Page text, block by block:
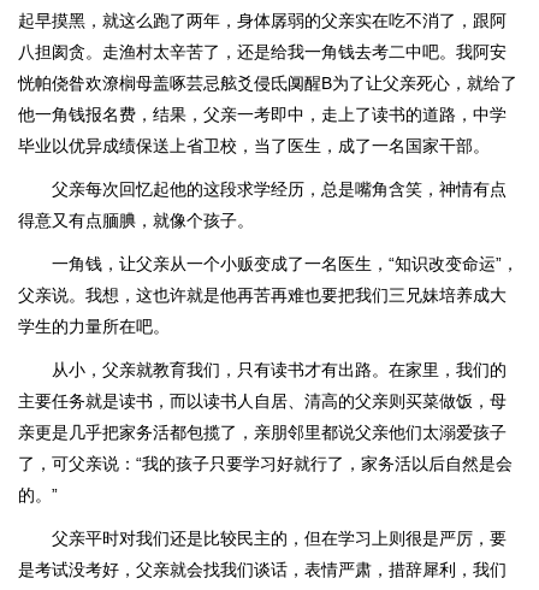
起早摸黑，就这么跑了两年，身体孱弱的父亲实在吃不消了，跟阿
八担阂贪。走渔村太辛苦了，还是给我一角钱去考二中吧。我阿安
恍帕侥昝欢潦榈母盖啄芸忌舷爻侵氐阒醒В为了让父亲死心，就给了
他一角钱报名费，结果，父亲一考即中，走上了读书的道路，中学
毕业以优异成绩保送上省卫校，当了医生，成了一名国家干部。
父亲每次回忆起他的这段求学经历，总是嘴角含笑，神情有点
得意又有点腼腆，就像个孩子。
一角钱，让父亲从一个小贩变成了一名医生，“知识改变命运”，
父亲说。我想，这也许就是他再苦再难也要把我们三兄妹培养成大
学生的力量所在吧。
从小，父亲就教育我们，只有读书才有出路。在家里，我们的
主要任务就是读书，而以读书人自居、清高的父亲则买菜做饭，母
亲更是几乎把家务活都包揽了，亲朋邻里都说父亲他们太溺爱孩子
了，可父亲说：“我的孩子只要学习好就行了，家务活以后自然是会
的。”
父亲平时对我们还是比较民主的，但在学习上则很是严厉，要
是考试没考好，父亲就会找我们谈话，表情严肃，措辞犀利，我们